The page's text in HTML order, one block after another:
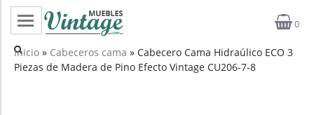
0
Categorías
Inicio » Cabeceros cama » Cabecero Cama Hidraúlico ECO 3
Piezas de Madera de Pino Efecto Vintage CU206-7-8